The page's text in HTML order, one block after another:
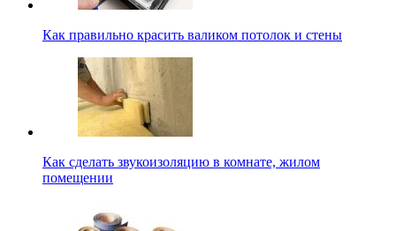
Как правильно красить валиком потолок и стены
Как сделать звукоизоляцию в комнате, жилом
помещении